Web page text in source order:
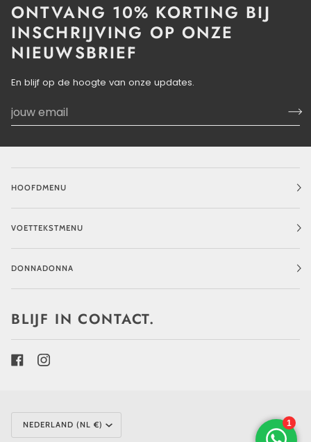
ONTVANG 10% KORTING BIJ
INSCHRIJVING OP ONZE
NIEUWSBRIEF
En blijf op de hoogte van onze updates.
HOOFDMENU
VOETTEKSTMENU
DONNADONNA
BLIJF IN CONTACT.
MUNTEENHEID
NEDERLAND (NL €)